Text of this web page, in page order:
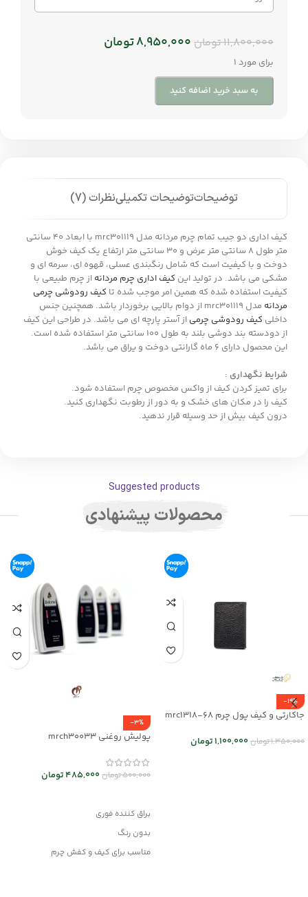
11,800,000تومان 8,950,000تومان
برای مورد 1
به سبد خرید اضافه کنید
توضیحاتتوضیحات تکمیلینظرات (7)
کیف اداری دو جیب تمام چرم مردانه مدل mrc301119 با ابعاد 40 سانتی
متر طول 8 سانتی متر عرض و 30 سانتی متر ارتفاع یک کیف خوش
دوخت و با کیفیت است که شامل رنگبندی عسلی، قهوه ای، سرمه ای و
مشکی می باشد. در تولید این کیف اداری چرم مردانه از چرم طبیعی با
کیفیت استفاده شده که همین امر موجب شده تا کیف رودوشی چرمی
مردانه
مدل mrc301119 از دوام بالایی برخوردار باشد. همچنین جنس
داخلی کیف رودوشی چرمی از آستر پارچه ای می باشد. در طراحی این کیف
از دودسته بند دوشی بلند به طول 100 سانتی متر استفاده شده است.
این محصول دارای 6 ماه گارانتی دوخت و یراق می باشد.
شرایط نگهداری :
برای تمیز کردن کیف از واکس مخصوص چرم استفاده شود.
کیف را در مکان های خشک و به دور از رطوبت نگهداری کنید.
درون کیف بیش از حد وسیله قرار ندهید.
Suggested products
محصولات پیشنهادی
-19%
جاکارتی و کیف پول چرم mrc1318-68
1,350,000تومان1,100,000تومان
-3%
پولیش روغنی mrch30033
500,000تومان485,000تومان
براق کننده فوری
بدون رنگ
مناسب برای کیف و کفش چرم